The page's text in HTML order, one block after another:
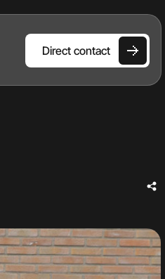
Direct contact
OVER ONS
VERKOCHT